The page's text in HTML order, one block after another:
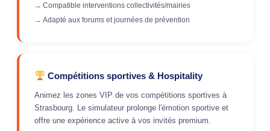
Compatible interventions collectivités/mairies
Adapté aux forums et journées de prévention
Compétitions sportives & Hospitality
Animez les zones VIP de vos compétitions sportives à
Strasbourg. Le simulateur prolonge l'émotion sportive et
offre une expérience active à vos invités premium.